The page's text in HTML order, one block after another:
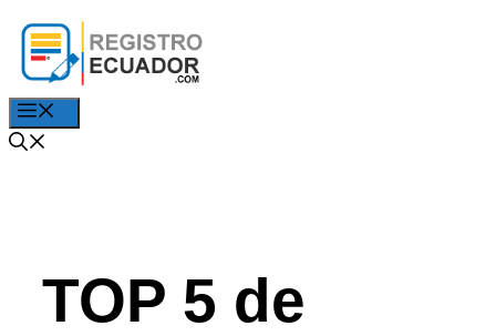
Saltar
contenido
TOP 5 de